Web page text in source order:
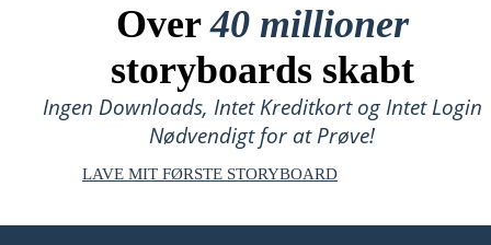
Over40 millioner
storyboards skabt
Ingen Downloads, Intet Kreditkort og Intet Login
Nødvendigt for at Prøve!
LAVE MIT FØRSTE STORYBOARD